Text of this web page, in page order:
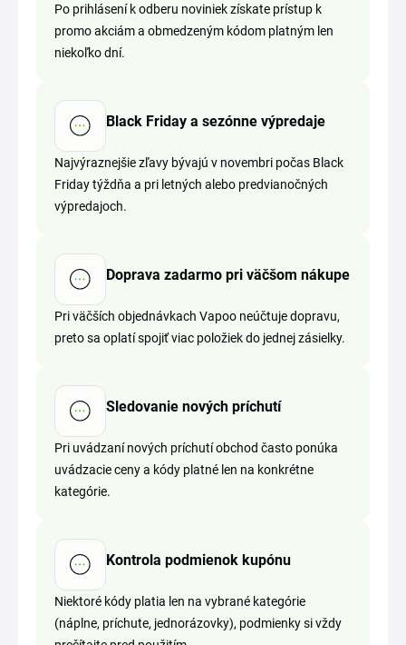
Po prihlásení k odberu noviniek získate prístup k
promo akciám a obmedzeným kódom platným len
niekoľko dní.
Black Friday a sezónne výpredaje
Najvýraznejšie zľavy bývajú v novembri počas Black
Friday týždňa a pri letných alebo predvianočných
výpredajoch.
Doprava zadarmo pri väčšom nákupe
Pri väčších objednávkach Vapoo neúčtuje dopravu,
preto sa oplatí spojiť viac položiek do jednej zásielky.
Sledovanie nových príchutí
Pri uvádzaní nových príchutí obchod často ponúka
uvádzacie ceny a kódy platné len na konkrétne
kategórie.
Kontrola podmienok kupónu
Niektoré kódy platia len na vybrané kategórie
(náplne, príchute, jednorázovky), podmienky si vždy